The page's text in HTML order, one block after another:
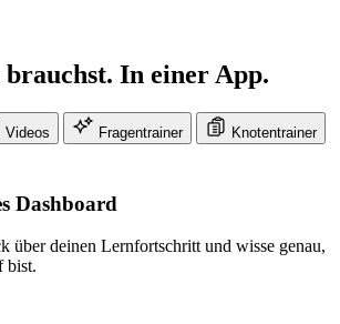
brauchst. In einer App.
Videos Fragentrainer Knotentrainer
Dashboard
über deinen Lernfortschritt und wisse genau,
bist.
verständlich erklärt und